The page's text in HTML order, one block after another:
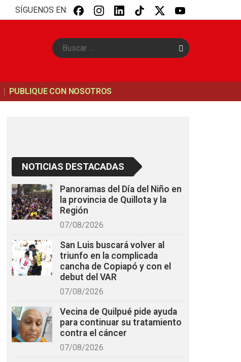
SÍGUENOS EN:
B
u
PUBLIQUE CON NOSOTROS
NOTICIAS DESTACADAS
Panoramas del Día del Niño en
la provincia de Quillota y la
Región
07/08/2026
San Luis buscará volver al
triunfo en la complicada
cancha de Copiapó y con el
debut del VAR
07/08/2026
Vecina de Quilpué pide ayuda
para continuar su tratamiento
contra el cáncer
07/08/2026